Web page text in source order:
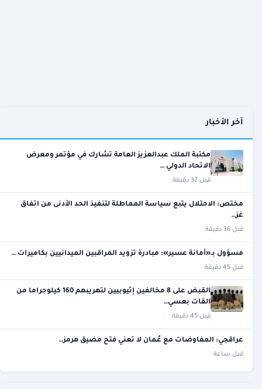
آخر الأخبار
مكتبة الملك عبدالعزيز العامة تشارك في مؤتمر ومعرض
الاتحاد الدولي …
قبل 32 دقيقة
مختص: الاحتلال يتبع سياسة المماطلة لتنفيذ الحد الأدنى من اتفاق
غز…
قبل 36 دقيقة
مسؤول بـ«أمانة عسير»: مبادرة تزويد المراقبين الميدانيين بكاميرات …
قبل 45 دقيقة
القبض على 8 مخالفين إثيوبيين لتهريبهم 160 كيلوجراما من
القات بعسي…
قبل 45 دقيقة
عراقجي: المفاوضات مع عُمان لا تعني فتح مضيق هرمز…
قبل ساعة